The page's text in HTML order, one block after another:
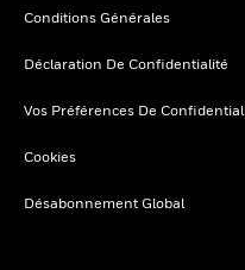
Conditions Générales
Déclaration De Confidentialité
Vos Préférences De
Cookies
Désabonnement Global